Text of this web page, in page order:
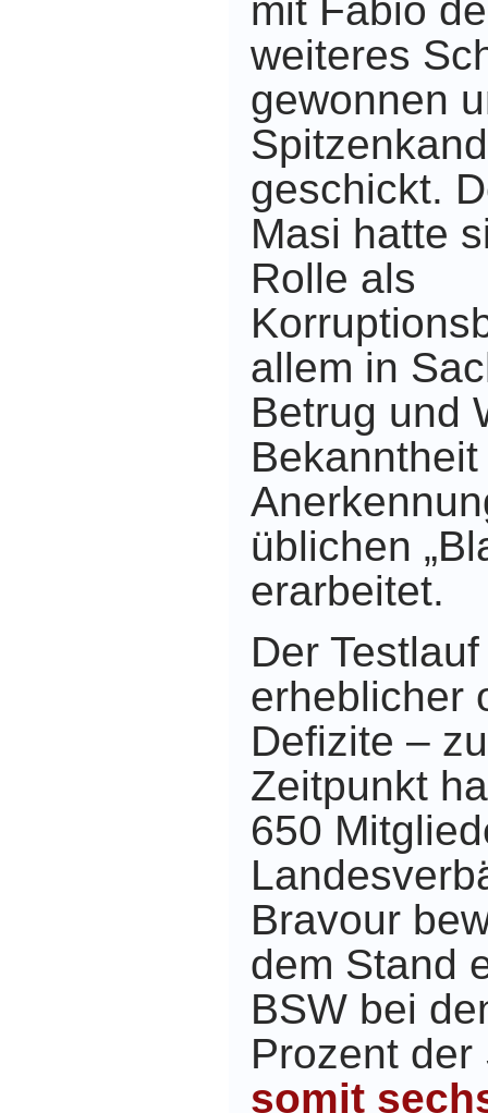
mit Fabio
weiteres
gewonnen
geschickt.
Masi hatte
Rolle als
allem in
Betrug und
üblichen
erarbeitet.
Der
erheblicher
Defizite –
Zeitpunkt
650
Bravour
dem Stand
BSW bei
Prozent der
somit